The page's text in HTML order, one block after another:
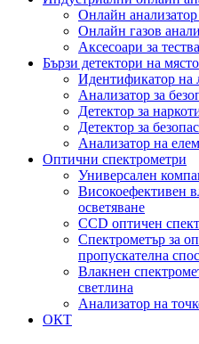
Онлайн анализатор
Онлайн газов
Аксесоари за
Бързи детектори на място
Идентификатор на
Анализатор за
Детектор за
Детектор за
Анализатор на
Оптични спектрометри
Универсален
Високоефективен
осветяване
CCD оптичен
Спектрометър за
пропускателна
Влакнен
светлина
Анализатор на
ОКТ